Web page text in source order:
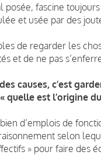
posée, fascine
et usée par des
de regarder les
et de ne pas
causes, c’est
quelle est l’origine
d’emplois de
selon
» pour faire des